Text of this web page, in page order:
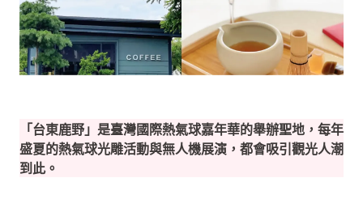
「台東鹿野」是臺灣國際熱氣球嘉年華的舉辦聖地，每年
盛夏的熱氣球光雕活動與無人機展演，都會吸引觀光人潮
到此。